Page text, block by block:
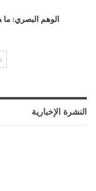
الوهم البصري:
النشرة الإخبارية